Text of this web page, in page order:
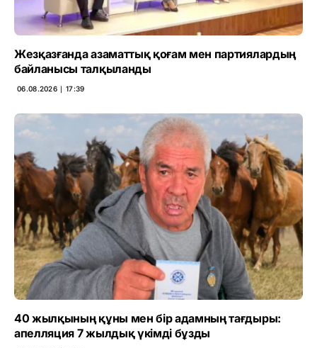
Жезқазғанда азаматтық қоғам мен партиялардың
байланысы талқыланды
06.08.2026 ∣ 17:39
40 жылқының құны мен бір адамның тағдыры:
апелляция 7 жылдық үкімді бұзды